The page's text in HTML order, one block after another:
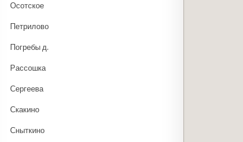
Осотское
Петрилово
Погребы д.
Рассошка
Сергеева
Скакино
Сныткино